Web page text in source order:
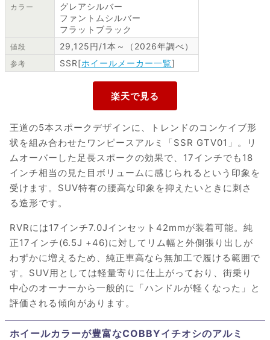
カラー
グレアシルバー
ファントムシルバー
フラットブラック
値段 29,125円/1本～（2026年調べ）
参考 SSR[ホイールメーカー一覧]
王道の5本スポークデザインに、トレンドのコンケイブ形
状を組み合わせたワンピースアルミ「SSR GTV01」。リ
ムオーバーした足長スポークの効果で、17インチでも18
インチ相当の見た目ボリュームに感じられるという印象を
受けます。SUV特有の腰高な印象を抑えたいときに刺さ
る造形です。
RVRには17インチ7.0Jインセット42mmが装着可能。純
正17インチ(6.5J +46)に対してリム幅と外側張り出しが
わずかに増えるため、純正車高なら無加工で履ける範囲で
す。SUV用としては軽量寄りに仕上がっており、街乗り
中心のオーナーから一般的に「ハンドルが軽くなった」と
評価される傾向があります。
ホイールカラーが豊富なCOBBYイチオシのアルミ